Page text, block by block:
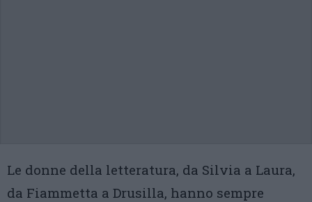
Le donne della letteratura, da Silvia a Laura,
da Fiammetta a Drusilla, hanno sempre